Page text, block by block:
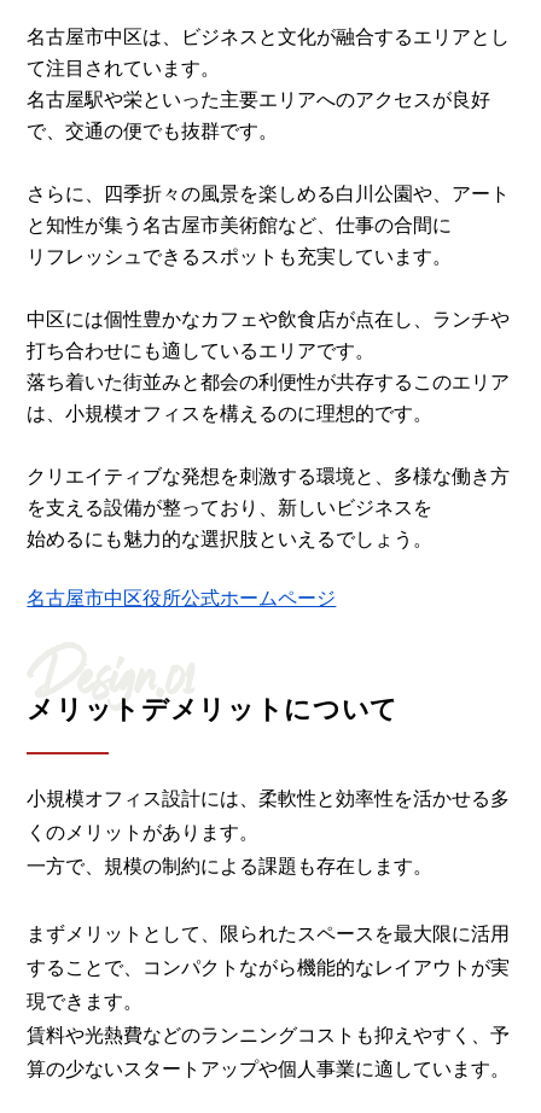
名古屋市中区は、ビジネスと文化が融合するエリアとし
て注目されています。
名古屋駅や栄といった主要エリアへのアクセスが良好
で、交通の便でも抜群です。
さらに、四季折々の風景を楽しめる白川公園や、アート
と知性が集う名古屋市美術館など、仕事の合間に
リフレッシュできるスポットも充実しています。
中区には個性豊かなカフェや飲食店が点在し、ランチや
打ち合わせにも適しているエリアです。
落ち着いた街並みと都会の利便性が共存するこのエリア
は、小規模オフィスを構えるのに理想的です。
クリエイティブな発想を刺激する環境と、多様な働き方
を支える設備が整っており、新しいビジネスを
始めるにも魅力的な選択肢といえるでしょう。
名古屋市中区役所公式ホームページ
Design.01
メリットデメリットについて
小規模オフィス設計には、柔軟性と効率性を活かせる多
くのメリットがあります。
一方で、規模の制約による課題も存在します。
まずメリットとして、限られたスペースを最大限に活用
することで、コンパクトながら機能的なレイアウトが実
現できます。
賃料や光熱費などのランニングコストも抑えやすく、予
算の少ないスタートアップや個人事業に適しています。